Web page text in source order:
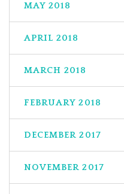
MAY 2018
APRIL 2018
MARCH 2018
FEBRUARY 2018
DECEMBER 2017
NOVEMBER 2017